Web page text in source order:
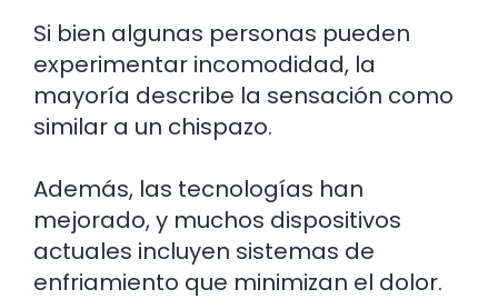
Si bien algunas personas pueden
experimentar incomodidad, la
mayoría describe la sensación como
similar a un chispazo.
Además, las tecnologías han
mejorado, y muchos dispositivos
actuales incluyen sistemas de
enfriamiento que minimizan el dolor.